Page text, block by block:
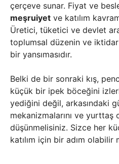
çerçeve sunar. Fiyat ve
meşruiyet ve katılım
Üretici, tüketici ve devlet
toplumsal düzenin ve
bir yansımasıdır.
Belki de bir sonraki kış,
küçük bir ipek böceğini
yediğini değil, arkasındaki
mekanizmalarını ve yurttaş
düşünmelisiniz. Sizce her
katılım için bir adım olabilir